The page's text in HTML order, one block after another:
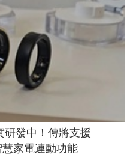
研發中！傳將支援
家電連動功能